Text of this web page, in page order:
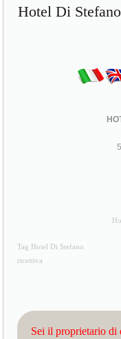
Hotel Di Stefano
Tag Hotel Di Stefano
ricettiva
Sei il proprietario di